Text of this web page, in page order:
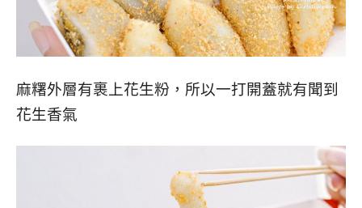
麻糬外層有裹上花生粉，所以一打開蓋就有聞到
花生香氣